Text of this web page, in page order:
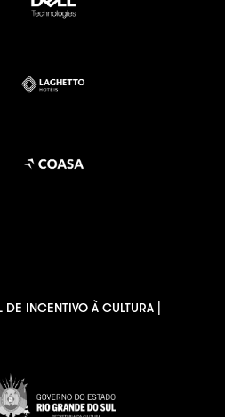
INCENTIVO À CULTURA |